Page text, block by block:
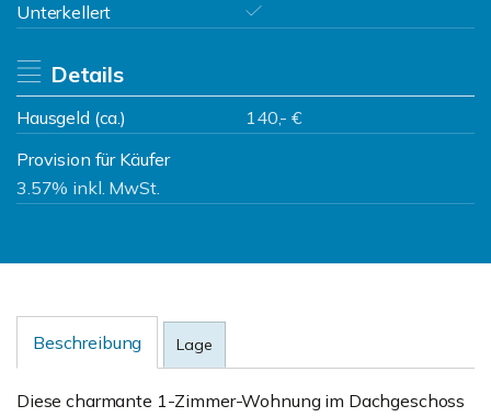
Unterkellert
Details
Hausgeld (ca.)
140,- €
Provision für Käufer
3.57% inkl. MwSt.
Beschreibung Lage
Diese charmante 1-Zimmer-Wohnung im Dachgeschoss